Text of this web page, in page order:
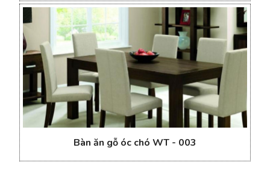
Bàn ăn gỗ óc chó WT - 003